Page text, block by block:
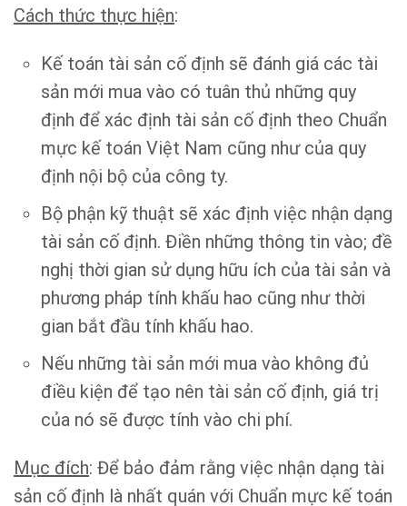
Cách thức thực hiện:
Kế toán tài sản cố định sẽ đánh giá các tài
sản mới mua vào có tuân thủ những quy
định để xác định tài sản cố định theo Chuẩn
mực kế toán Việt Nam cũng như của quy
định nội bộ của công ty.
Bộ phận kỹ thuật sẽ xác định việc nhận dạng
tài sản cố định. Điền những thông tin vào; đề
nghị thời gian sử dụng hữu ích của tài sản và
phương pháp tính khấu hao cũng như thời
gian bắt đầu tính khấu hao.
Nếu những tài sản mới mua vào không đủ
điều kiện để tạo nên tài sản cố định, giá trị
của nó sẽ được tính vào chi phí.
Mục đích: Để bảo đảm rằng việc nhận dạng tài
sản cố định là nhất quán với Chuẩn mực kế toán